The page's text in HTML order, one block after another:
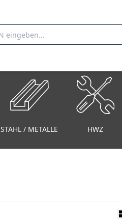
STAHL / METALLE HWZ